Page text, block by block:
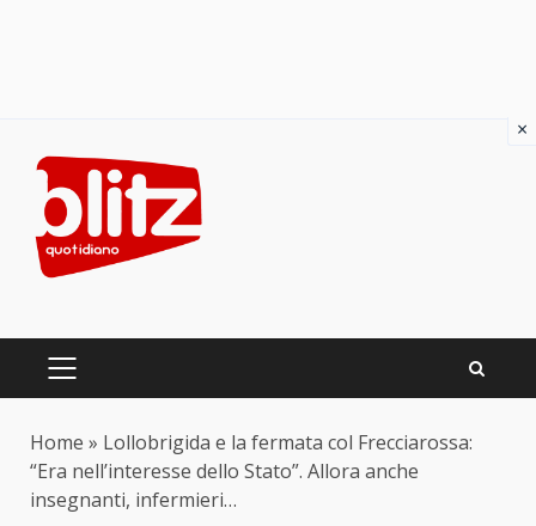
content
PRIMARY
Home » Lollobrigida e la fermata col Frecciarossa:
“Era nell’interesse dello Stato”. Allora anche
insegnanti, infermieri…
×